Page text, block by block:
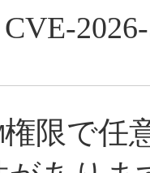
CVE-
権限で任